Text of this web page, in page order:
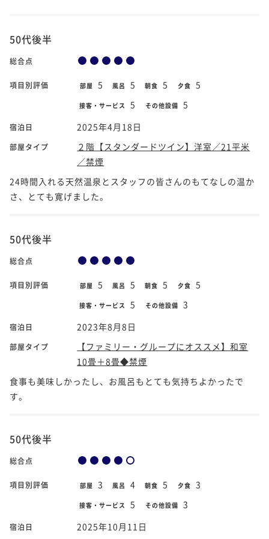
50代後半
総合点
項目別評価 部屋 5 風呂 5 朝食 5 夕食 5
接客・サービス 5 その他設備 5
宿泊日 2025年4月18日
部屋タイプ
２階【スタンダードツイン】洋室／21平米
／禁煙
24時間入れる天然温泉とスタッフの皆さんのもてなしの温か
さ、とても寛げました。
50代後半
総合点
項目別評価 部屋 5 風呂 5 朝食 5 夕食 5
接客・サービス 5 その他設備 3
宿泊日 2023年8月8日
部屋タイプ
【ファミリー・グループにオススメ】和室
10畳＋8畳◆禁煙
食事も美味しかったし、お風呂もとても気持ちよかったで
す。
50代後半
総合点
項目別評価 部屋 3 風呂 4 朝食 5 夕食 3
接客・サービス 5 その他設備 3
宿泊日 2025年10月11日